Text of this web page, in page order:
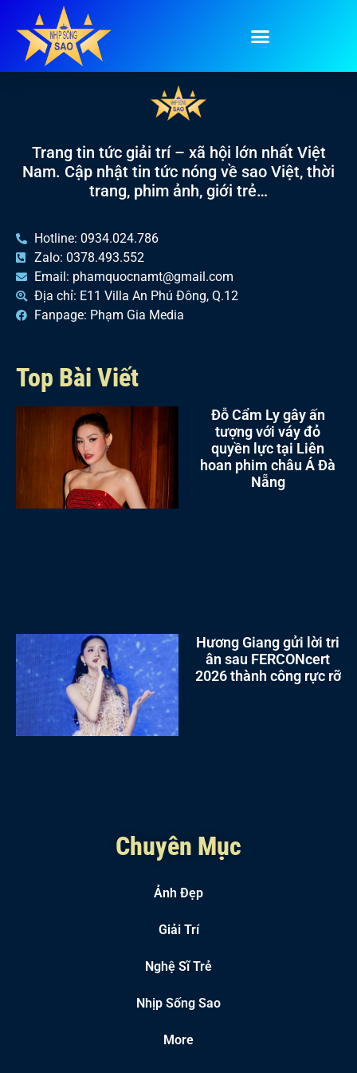
Tag:-ICM
Trang tin tức giải trí – xã hội lớn nhất Việt
Nam. Cập nhật tin tức nóng về sao Việt, thời
trang, phim ảnh, giới trẻ…
Hotline: 0934.024.786
Zalo: 0378.493.552
Email: phamquocnamt@gmail.com
Địa chỉ: E11 Villa An Phú Đông, Q.12
Fanpage: Phạm Gia Media
Top Bài Viết
Đỗ Cẩm Ly gây ấn
tượng với váy đỏ
quyền lực tại Liên
hoan phim châu Á Đà
Nẵng
Hương Giang gửi lời tri
ân sau FERCONcert
2026 thành công rực rỡ
Chuyên Mục
Ảnh Đẹp
Giải Trí
Nghệ Sĩ Trẻ
Nhịp Sống Sao
More